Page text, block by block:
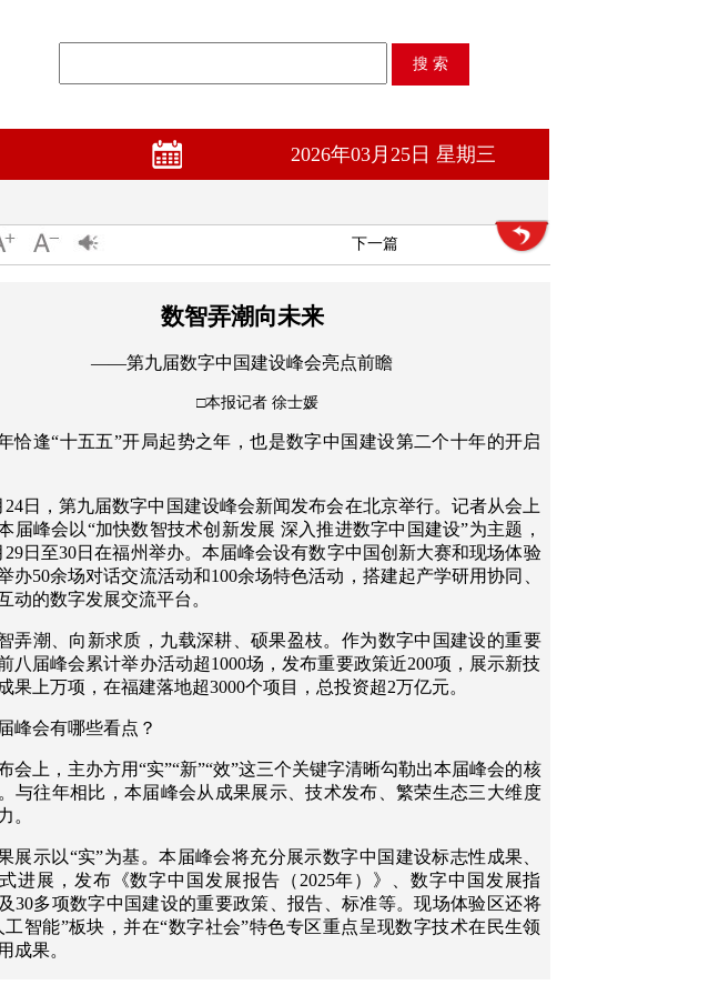
2026年03月25日 星期三
下一篇
数智弄潮向未来
——第九届数字中国建设峰会亮点前瞻
□本报记者 徐士媛
恰逢“十五五”开局起势之年，也是数字中国建设第二个十年的开启
24日，第九届数字中国建设峰会新闻发布会在北京举行。记者从会上
届峰会以“加快数智技术创新发展 深入推进数字中国建设”为主题，
29日至30日在福州举办。本届峰会设有数字中国创新大赛和现场体验
办50余场对话交流活动和100余场特色活动，搭建起产学研用协同、
动的数字发展交流平台。
弄潮、向新求质，九载深耕、硕果盈枝。作为数字中国建设的重要
八届峰会累计举办活动超1000场，发布重要政策近200项，展示新技
果上万项，在福建落地超3000个项目，总投资超2万亿元。
峰会有哪些看点？
会上，主办方用“实”“新”“效”这三个关键字清晰勾勒出本届峰会的核
与往年相比，本届峰会从成果展示、技术发布、繁荣生态三大维度
。
展示以“实”为基。本届峰会将充分展示数字中国建设标志性成果、
进展，发布《数字中国发展报告（2025年）》、数字中国发展指
30多项数字中国建设的重要政策、报告、标准等。现场体验区还将
工智能”板块，并在“数字社会”特色专区重点呈现数字技术在民生领
成果。